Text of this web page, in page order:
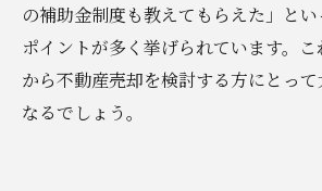
の補助金制度も教えてもらえた」と
ポイントが多く挙げられています。
から不動産売却を検討する方にとっ
なるでしょう。